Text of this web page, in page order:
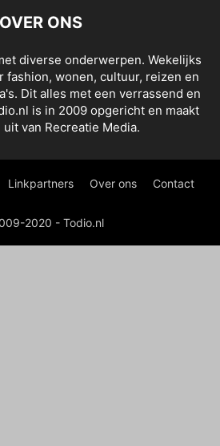
OVER ONS
diverse onderwerpen. Wekelijks
fashion, wonen, cultuur, reizen en
Dit alles met een verrassend en
is in 2009 opgericht en maakt
van Recreatie Media.
Linkpartners Over ons Contact
2020 - Todio.nl